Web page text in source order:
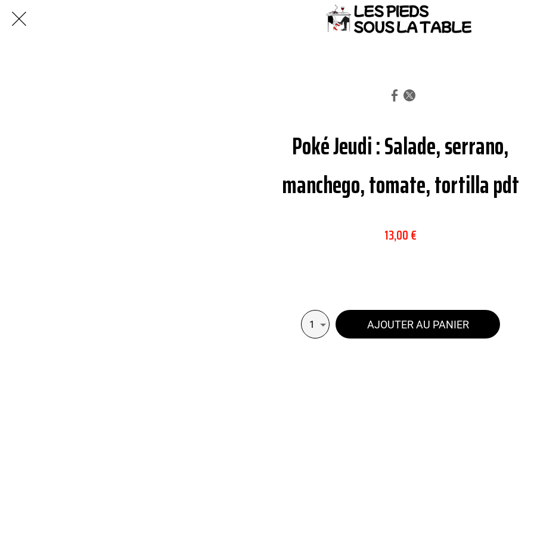
Poké Jeudi : Salade, serrano,
manchego, tomate, tortilla pdt
13,00 €
1 AJOUTER AU PANIER